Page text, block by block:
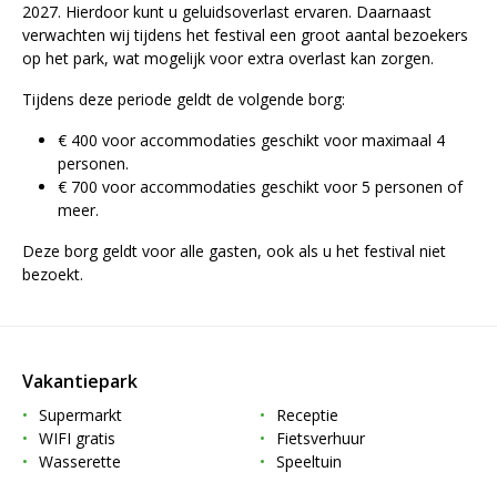
2027. Hierdoor kunt u geluidsoverlast ervaren. Daarnaast
verwachten wij tijdens het festival een groot aantal bezoekers
op het park, wat mogelijk voor extra overlast kan zorgen.
Tijdens deze periode geldt de volgende borg:
€ 400 voor accommodaties geschikt voor maximaal 4
personen.
€ 700 voor accommodaties geschikt voor 5 personen of
meer.
Deze borg geldt voor alle gasten, ook als u het festival niet
bezoekt.
Vakantiepark
Supermarkt
Receptie
WIFI gratis
Fietsverhuur
Wasserette
Speeltuin